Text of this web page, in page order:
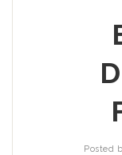
Posted